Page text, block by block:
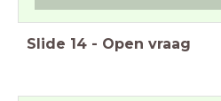
Slide 14 - Open vraag